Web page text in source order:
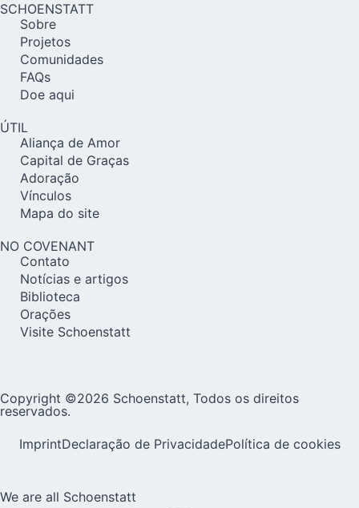
SCHOENSTATT
Sobre
Projetos
Comunidades
FAQs
Doe aqui
ÚTIL
Aliança de Amor
Capital de Graças
Adoração
Vínculos
Mapa do site
NO COVENANT
Contato
Notícias e artigos
Biblioteca
Orações
Visite Schoenstatt
Copyright ©2026 Schoenstatt, Todos os direitos
reservados.
ImprintDeclaração de PrivacidadePolítica de cookies
We are all Schoenstatt